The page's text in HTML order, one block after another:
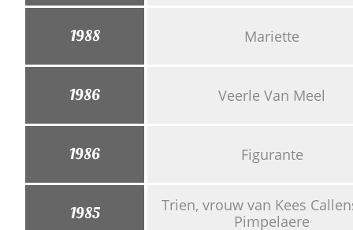
Mariette
1988
Veerle Van Meel
1986
Figurante
1986
Trien, vrouw van Kees
Pimpelaere
1985